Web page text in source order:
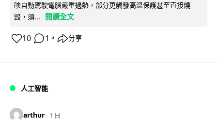
映自動駕駛電腦嚴重過熱，部分更觸發高溫保護甚至直接燒
毀，須...
閱讀全文
10 1 ↗ 分享
人工智能
arthur 1 日